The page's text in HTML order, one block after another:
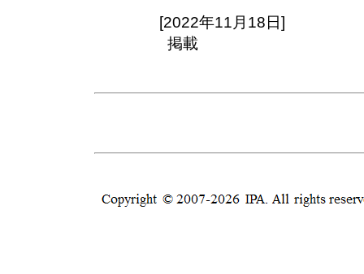
[2022年11月18日]
掲載